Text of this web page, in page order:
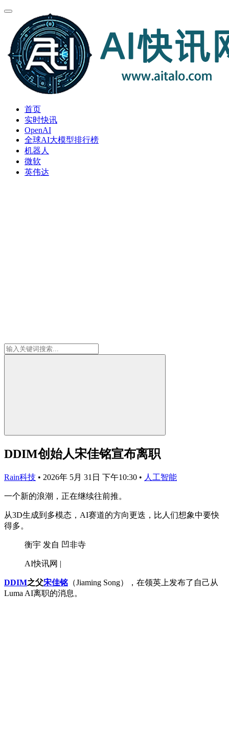
首页
实时快讯
OpenAI
全球AI大模型排行榜
机器人
微软
英伟达
DDIM创始人宋佳铭宣布离职
Rain科技 • 2026年 5月 31日 下午10:30 • 人工智能
一个新的浪潮，正在继续往前推。
从3D生成到多模态，AI赛道的方向更迭，比人们想象中要快
得多。
衡宇 发自 凹非寺
AI快讯网 |
DDIM之父宋佳铭 （Jiaming Song），在领英上发布了自己从
Luma AI离职的消息。